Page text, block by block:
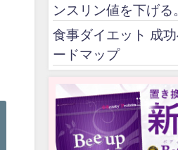
ンスリン値を下げる
食事ダイエット 成
ードマップ